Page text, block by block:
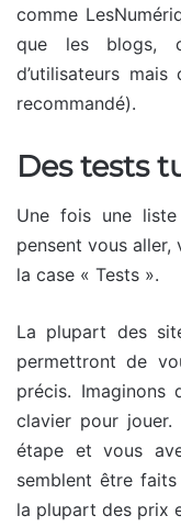
comme
que les blogs,
d’utilisateurs
recommandé).
Des tests
Une fois une
pensent vous
la case « Tests ».
La plupart des
permettront de
précis. Imaginons
clavier pour jouer.
étape et vous
semblent être faits
la plupart des prix